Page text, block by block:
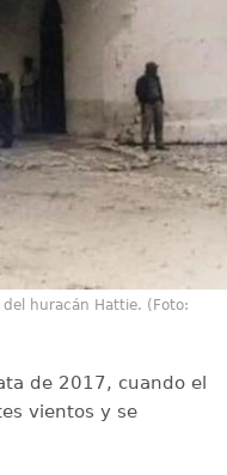
huracán Hattie. (Foto:
de 2017, cuando el
vientos y se